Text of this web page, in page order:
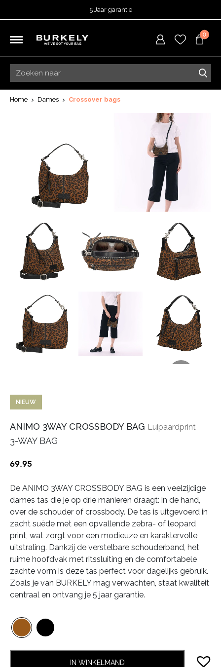
5 Jaar garantie
Besteld voor 15:00 = vandaag verzonden.
0
Home Dames Crossover bags
NIEUW
ANIMO 3WAY CROSSBODY BAG Luipaardprint
3-WAY BAG
69.95
De ANIMO 3WAY CROSSBODY BAG is een veelzijdige
dames tas die je op drie manieren draagt: in de hand,
over de schouder of crossbody. De tas is uitgevoerd in
zacht suède met een opvallende zebra- of leopard
print, wat zorgt voor een modieuze en karaktervolle
uitstraling. Dankzij de verstelbare schouderband, het
ruime hoofdvak met ritssluiting en de comfortabele
zachte vorm is deze tas perfect voor dagelijks gebruik.
Zoals je van BURKELY mag verwachten, staat kwaliteit
centraal en ontvang je 5 jaar garantie.
IN WINKELMAND